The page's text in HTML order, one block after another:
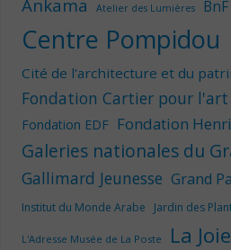
Ankama Atelier des Lumières BnF
Centre Pompidou
Cité de l'architecture et du
Fondation Cartier pour
Fondation EDF Fondation
Galeries nationales du
Gallimard Jeunesse Grand
Institut du Monde Arabe Jardin des
L'Adresse Musée de La Poste La